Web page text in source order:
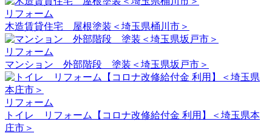
リフォーム
木造賃貸住宅 屋根塗装＜埼玉県桶川市＞
リフォーム
マンション 外部階段 塗装＜埼玉県坂戸市＞
リフォーム
トイレ リフォーム【コロナ改修給付金 利用】＜埼玉県本
庄市＞